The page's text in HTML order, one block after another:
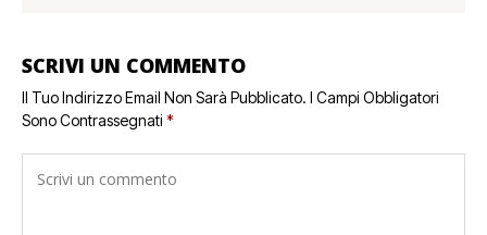
SCRIVI UN COMMENTO
Il Tuo Indirizzo Email Non Sarà Pubblicato. I Campi Obbligatori
Sono Contrassegnati *